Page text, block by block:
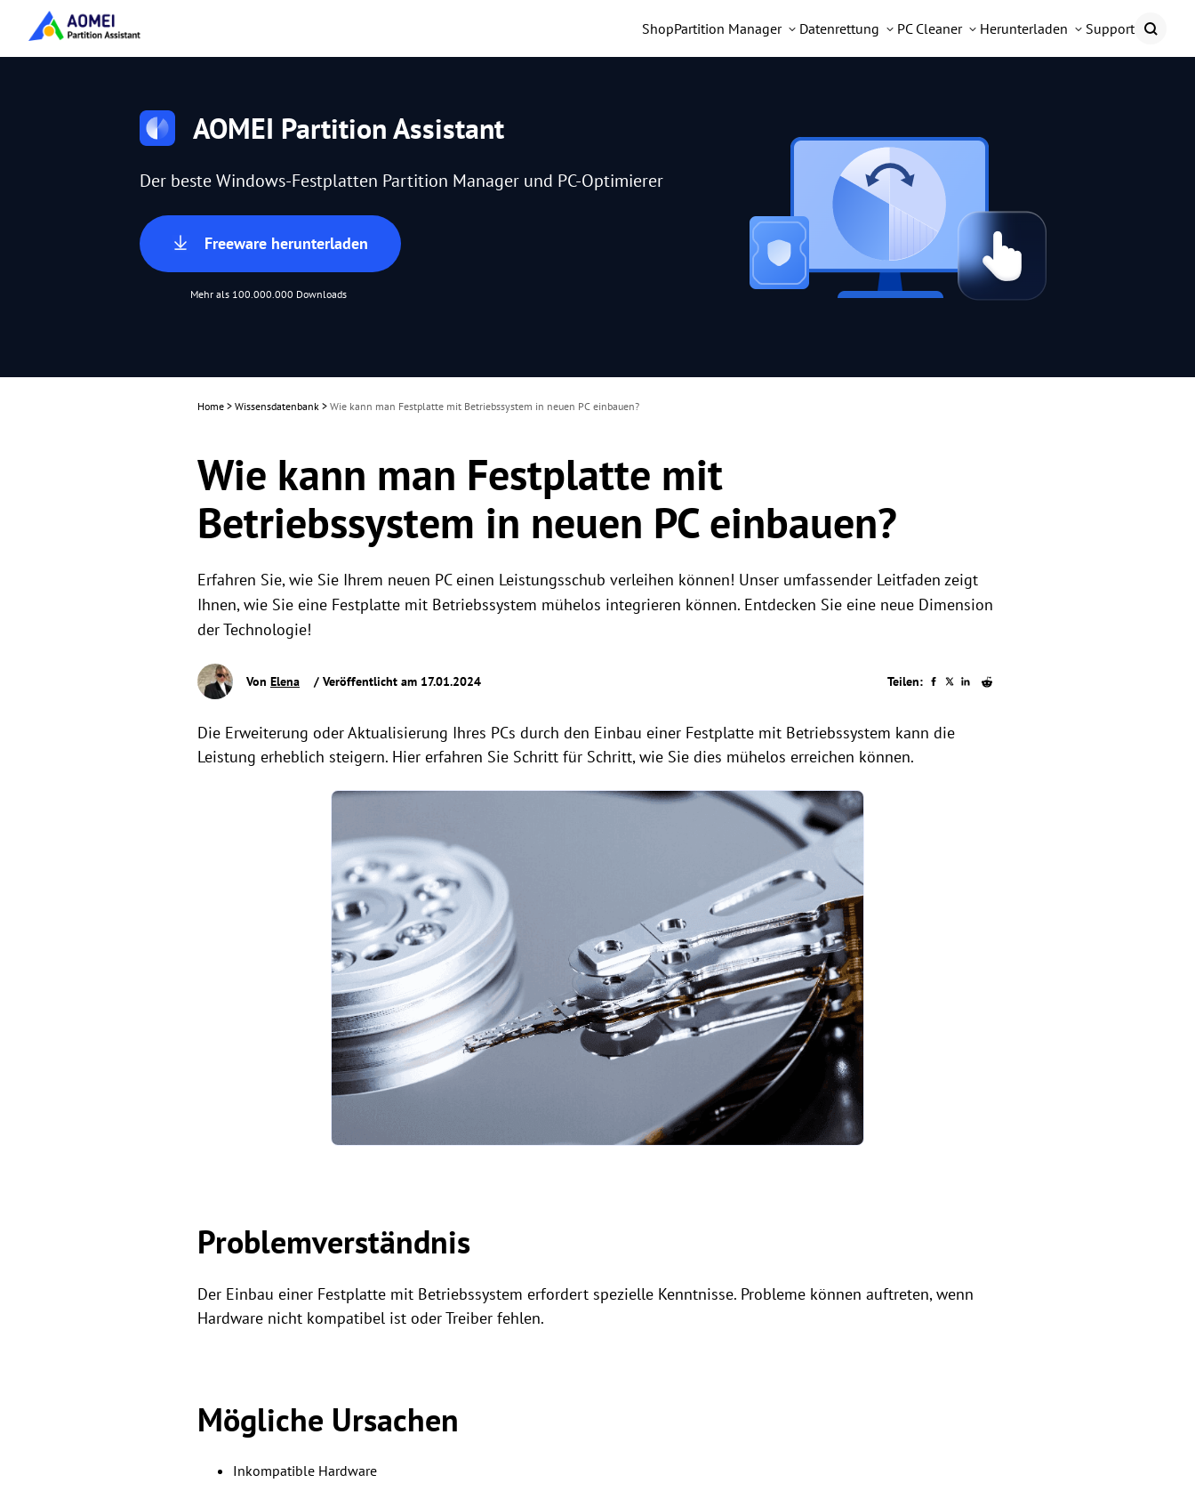
ShopPartition Manager Datenrettung PC Cleaner Herunterladen Support
AOMEI Partition Assistant
Der beste Windows-Festplatten Partition Manager und PC-Optimierer
Freeware herunterladen
Mehr als 100.000.000 Downloads
Home > Wissensdatenbank > Wie kann man Festplatte mit Betriebssystem in neuen PC einbauen?
Wie kann man Festplatte mit
Betriebssystem in neuen PC einbauen?
Erfahren Sie, wie Sie Ihrem neuen PC einen Leistungsschub verleihen können! Unser umfassender Leitfaden zeigt
Ihnen, wie Sie eine Festplatte mit Betriebssystem mühelos integrieren können. Entdecken Sie eine neue Dimension
der Technologie!
Von Elena / Veröffentlicht am 17.01.2024 Teilen:
Die Erweiterung oder Aktualisierung Ihres PCs durch den Einbau einer Festplatte mit Betriebssystem kann die
Leistung erheblich steigern. Hier erfahren Sie Schritt für Schritt, wie Sie dies mühelos erreichen können.
Problemverständnis
Der Einbau einer Festplatte mit Betriebssystem erfordert spezielle Kenntnisse. Probleme können auftreten, wenn
Hardware nicht kompatibel ist oder Treiber fehlen.
Mögliche Ursachen
Inkompatible Hardware